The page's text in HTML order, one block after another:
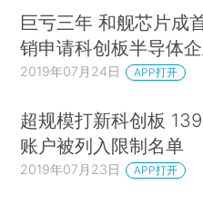
巨亏三年 和舰芯片成
销申请科创板半导体
2019年07月24日 APP打开
超规模打新科创板
账户被列入限制名单
2019年07月23日 APP打开